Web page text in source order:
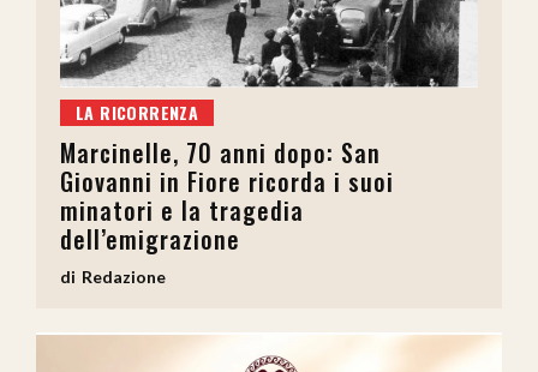
LA RICORRENZA
Marcinelle, 70 anni dopo: San
Giovanni in Fiore ricorda i suoi
minatori e la tragedia
dell’emigrazione
Redazione